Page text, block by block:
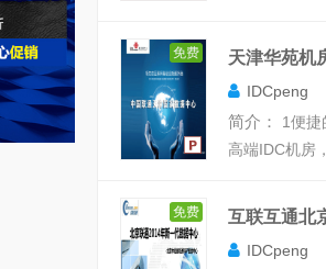
免费 天津华苑机
IDCpeng
简介：
1 便
高端IDC机房
免费 互联互通北
IDCpeng